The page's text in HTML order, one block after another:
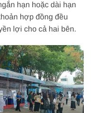
hạn hoặc dài hạn
hợp đồng đều
lợi cho cả hai bên.